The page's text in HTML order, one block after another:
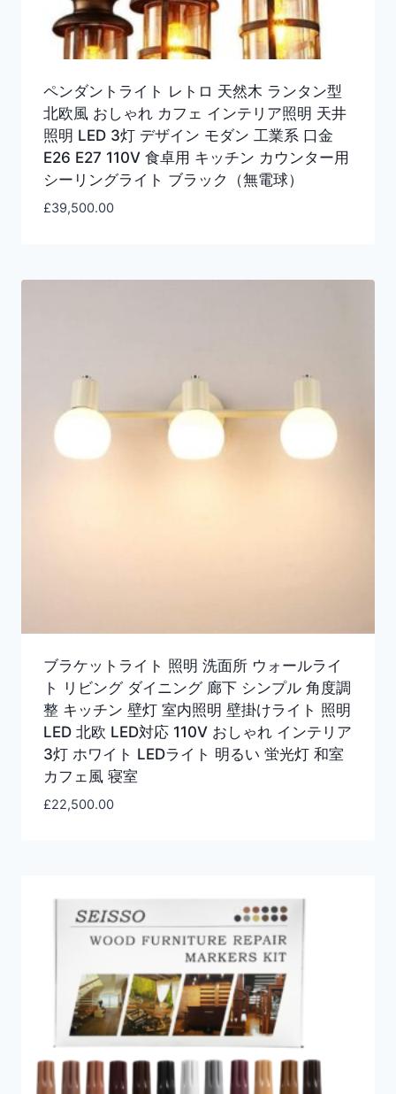
ペンダントライト レトロ 天然木 ランタン型
北欧風 おしゃれ カフェ インテリア照明 天井
照明 LED 3灯 デザイン モダン 工業系 口金
E26 E27 110V 食卓用 キッチン カウンター用
シーリングライト ブラック（無電球）
£39,500.00
ブラケットライト 照明 洗面所 ウォールライ
ト リビング ダイニング 廊下 シンプル 角度調
整 キッチン 壁灯 室内照明 壁掛けライト 照明
LED 北欧 LED対応 110V おしゃれ インテリア
3灯 ホワイト LEDライト 明るい 蛍光灯 和室
カフェ風 寝室
£22,500.00